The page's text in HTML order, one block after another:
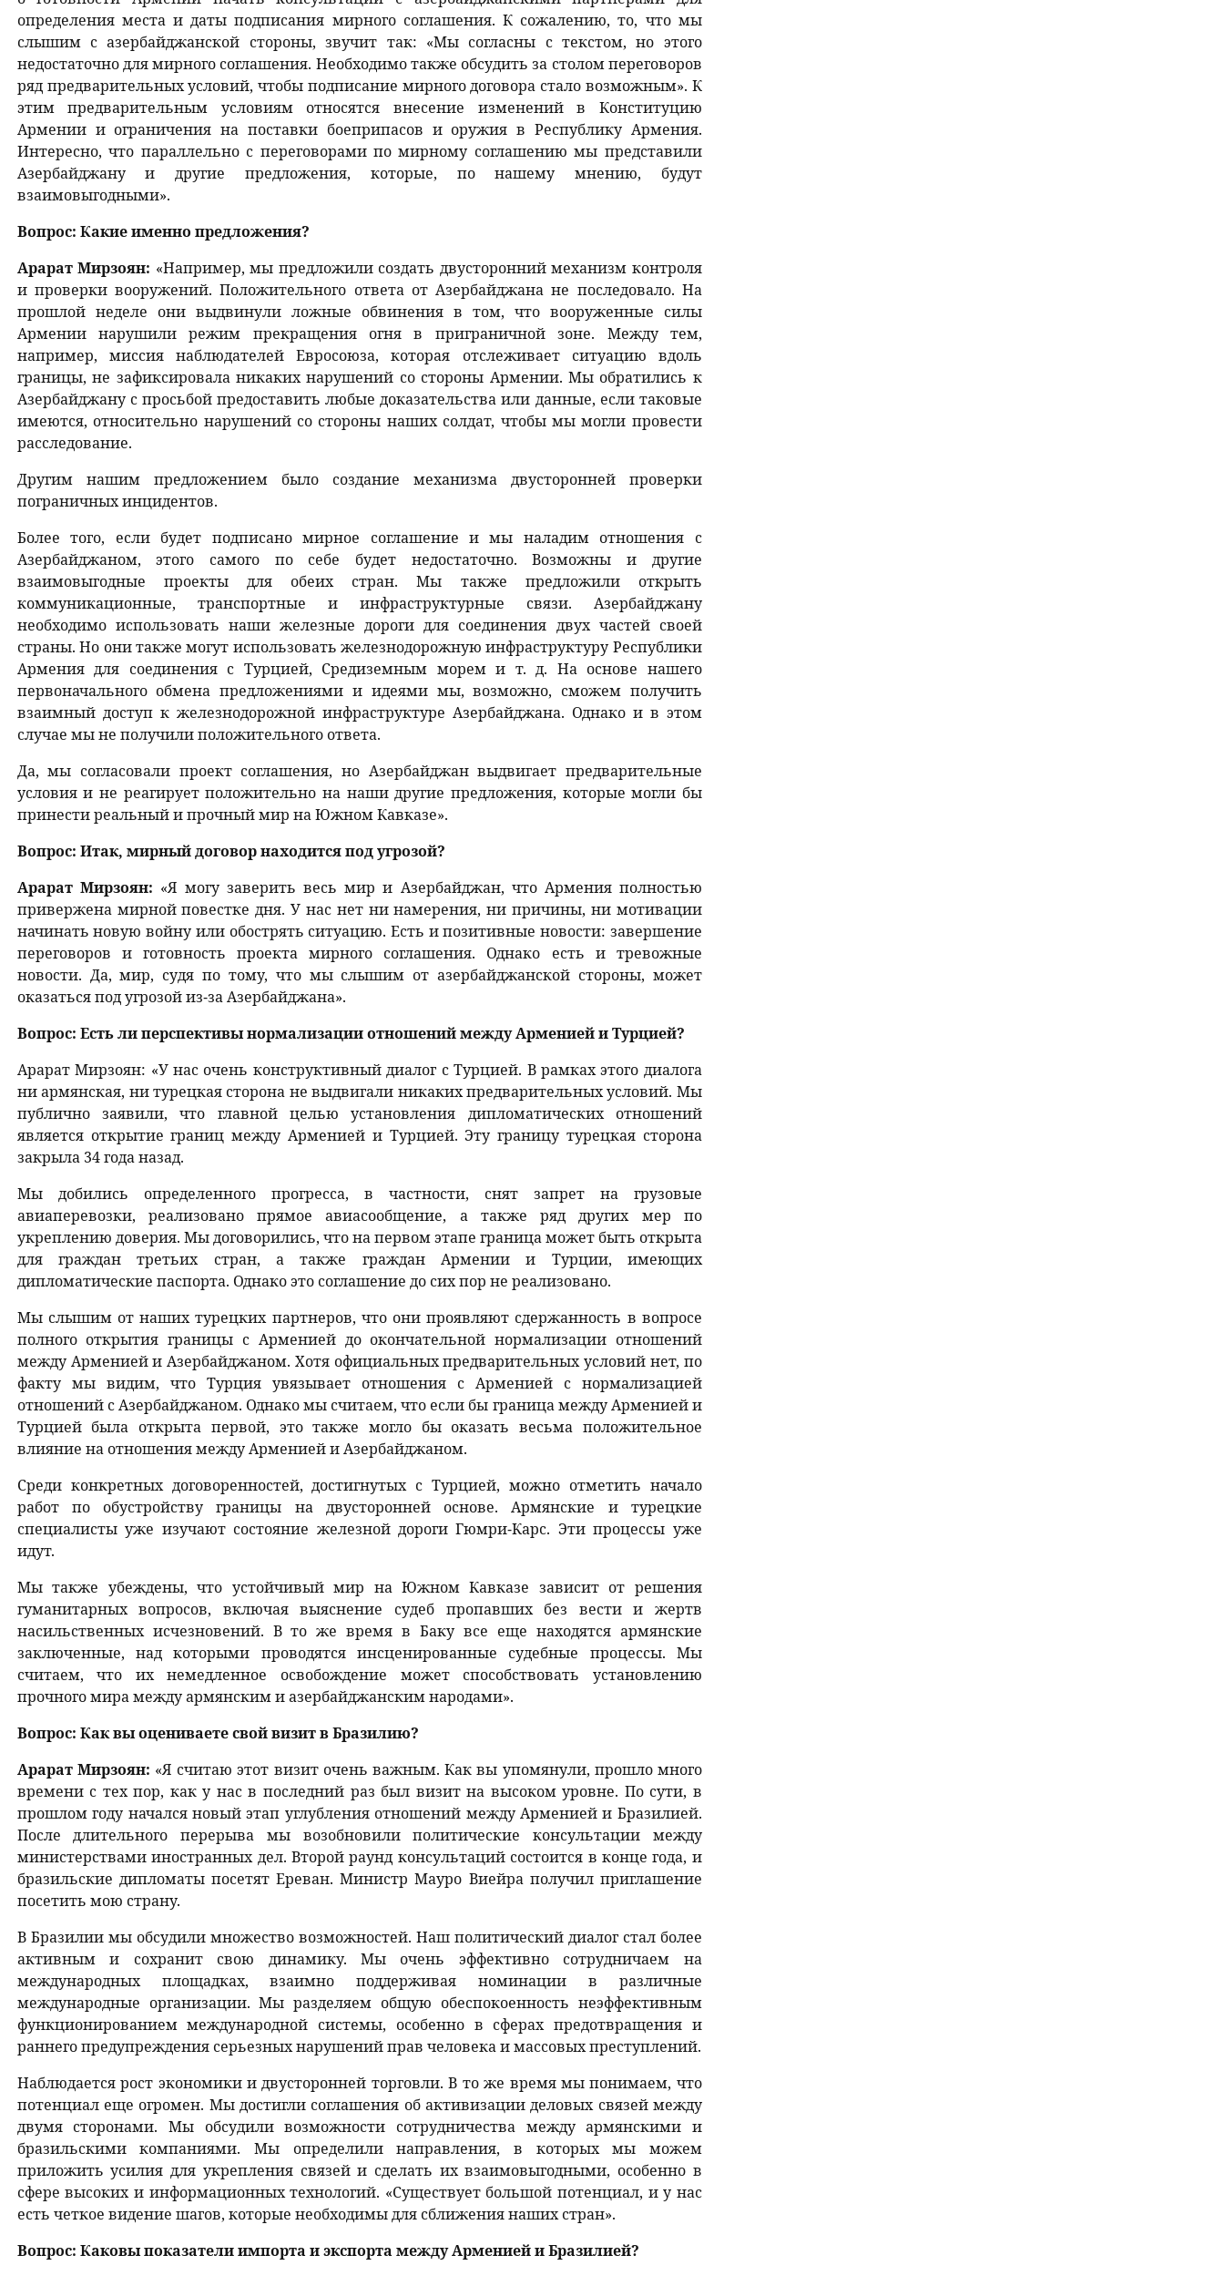
определения места и даты подписания мирного соглашения. К сожалению, то, что мы
слышим с азербайджанской стороны, звучит так: «Мы согласны с текстом, но этого
недостаточно для мирного соглашения. Необходимо также обсудить за столом переговоров
ряд предварительных условий, чтобы подписание мирного договора стало возможным». К
этим предварительным условиям относятся внесение изменений в Конституцию
Армении и ограничения на поставки боеприпасов и оружия в Республику Армения.
Интересно, что параллельно с переговорами по мирному соглашению мы представили
Азербайджану и другие предложения, которые, по нашему мнению, будут
взаимовыгодными».
Вопрос: Какие именно предложения?
Арарат Мирзоян: «Например, мы предложили создать двусторонний механизм контроля
и проверки вооружений. Положительного ответа от Азербайджана не последовало. На
прошлой неделе они выдвинули ложные обвинения в том, что вооруженные силы
Армении нарушили режим прекращения огня в приграничной зоне. Между тем,
например, миссия наблюдателей Евросоюза, которая отслеживает ситуацию вдоль
границы, не зафиксировала никаких нарушений со стороны Армении. Мы обратились к
Азербайджану с просьбой предоставить любые доказательства или данные, если таковые
имеются, относительно нарушений со стороны наших солдат, чтобы мы могли провести
расследование.
Другим нашим предложением было создание механизма двусторонней проверки
пограничных инцидентов.
Более того, если будет подписано мирное соглашение и мы наладим отношения с
Азербайджаном, этого самого по себе будет недостаточно. Возможны и другие
взаимовыгодные проекты для обеих стран. Мы также предложили открыть
коммуникационные, транспортные и инфраструктурные связи. Азербайджану
необходимо использовать наши железные дороги для соединения двух частей своей
страны. Но они также могут использовать железнодорожную инфраструктуру Республики
Армения для соединения с Турцией, Средиземным морем и т. д. На основе нашего
первоначального обмена предложениями и идеями мы, возможно, сможем получить
взаимный доступ к железнодорожной инфраструктуре Азербайджана. Однако и в этом
случае мы не получили положительного ответа.
Да, мы согласовали проект соглашения, но Азербайджан выдвигает предварительные
условия и не реагирует положительно на наши другие предложения, которые могли бы
принести реальный и прочный мир на Южном Кавказе».
Вопрос: Итак, мирный договор находится под угрозой?
Арарат Мирзоян: «Я могу заверить весь мир и Азербайджан, что Армения полностью
привержена мирной повестке дня. У нас нет ни намерения, ни причины, ни мотивации
начинать новую войну или обострять ситуацию. Есть и позитивные новости: завершение
переговоров и готовность проекта мирного соглашения. Однако есть и тревожные
новости. Да, мир, судя по тому, что мы слышим от азербайджанской стороны, может
оказаться под угрозой из-за Азербайджана».
Вопрос: Есть ли перспективы нормализации отношений между Арменией и Турцией?
Арарат Мирзоян: «У нас очень конструктивный диалог с Турцией. В рамках этого диалога
ни армянская, ни турецкая сторона не выдвигали никаких предварительных условий. Мы
публично заявили, что главной целью установления дипломатических отношений
является открытие границ между Арменией и Турцией. Эту границу турецкая сторона
закрыла 34 года назад.
Мы добились определенного прогресса, в частности, снят запрет на грузовые
авиаперевозки, реализовано прямое авиасообщение, а также ряд других мер по
укреплению доверия. Мы договорились, что на первом этапе граница может быть открыта
для граждан третьих стран, а также граждан Армении и Турции, имеющих
дипломатические паспорта. Однако это соглашение до сих пор не реализовано.
Мы слышим от наших турецких партнеров, что они проявляют сдержанность в вопросе
полного открытия границы с Арменией до окончательной нормализации отношений
между Арменией и Азербайджаном. Хотя официальных предварительных условий нет, по
факту мы видим, что Турция увязывает отношения с Арменией с нормализацией
отношений с Азербайджаном. Однако мы считаем, что если бы граница между Арменией и
Турцией была открыта первой, это также могло бы оказать весьма положительное
влияние на отношения между Арменией и Азербайджаном.
Среди конкретных договоренностей, достигнутых с Турцией, можно отметить начало
работ по обустройству границы на двусторонней основе. Армянские и турецкие
специалисты уже изучают состояние железной дороги Гюмри-Карс. Эти процессы уже
идут.
Мы также убеждены, что устойчивый мир на Южном Кавказе зависит от решения
гуманитарных вопросов, включая выяснение судеб пропавших без вести и жертв
насильственных исчезновений. В то же время в Баку все еще находятся армянские
заключенные, над которыми проводятся инсценированные судебные процессы. Мы
считаем, что их немедленное освобождение может способствовать установлению
прочного мира между армянским и азербайджанским народами».
Вопрос: Как вы оцениваете свой визит в Бразилию?
Арарат Мирзоян: «Я считаю этот визит очень важным. Как вы упомянули, прошло много
времени с тех пор, как у нас в последний раз был визит на высоком уровне. По сути, в
прошлом году начался новый этап углубления отношений между Арменией и Бразилией.
После длительного перерыва мы возобновили политические консультации между
министерствами иностранных дел. Второй раунд консультаций состоится в конце года, и
бразильские дипломаты посетят Ереван. Министр Мауро Виейра получил приглашение
посетить мою страну.
В Бразилии мы обсудили множество возможностей. Наш политический диалог стал более
активным и сохранит свою динамику. Мы очень эффективно сотрудничаем на
международных площадках, взаимно поддерживая номинации в различные
международные организации. Мы разделяем общую обеспокоенность неэффективным
функционированием международной системы, особенно в сферах предотвращения и
раннего предупреждения серьезных нарушений прав человека и массовых преступлений.
Наблюдается рост экономики и двусторонней торговли. В то же время мы понимаем, что
потенциал еще огромен. Мы достигли соглашения об активизации деловых связей между
двумя сторонами. Мы обсудили возможности сотрудничества между армянскими и
бразильскими компаниями. Мы определили направления, в которых мы можем
приложить усилия для укрепления связей и сделать их взаимовыгодными, особенно в
сфере высоких и информационных технологий. «Существует большой потенциал, и у нас
есть четкое видение шагов, которые необходимы для сближения наших стран».
Вопрос: Каковы показатели импорта и экспорта между Арменией и Бразилией?